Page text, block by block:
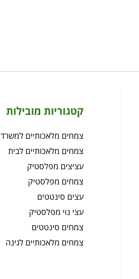
קטגוריות מובילות
צמחים מלאכותיים למשרד
צמחים מלאכותיים לבית
עציצים מפלסטיק
צמחים מפלסטיק
עצים סינטטים
עצי נוי מפלסטיק
צמחים סינטטים
צמחים מלאכותיים לגינה